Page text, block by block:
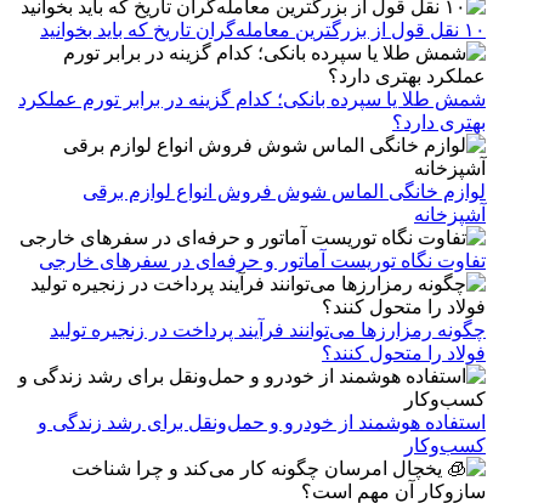
۱۰ نقل قول از بزرگترین معامله‌گران تاریخ که باید بخوانید
شمش طلا یا سپرده بانکی؛ کدام گزینه در برابر تورم عملکرد
بهتری دارد؟
لوازم خانگی الماس شوش فروش انواع لوازم برقی
آشپزخانه
تفاوت نگاه توریست آماتور و حرفه‌ای در سفرهای خارجی
چگونه رمزارزها می‌توانند فرآیند پرداخت در زنجیره تولید
فولاد را متحول کنند؟
استفاده هوشمند از خودرو و حمل‌ونقل برای رشد زندگی و
کسب‌وکار